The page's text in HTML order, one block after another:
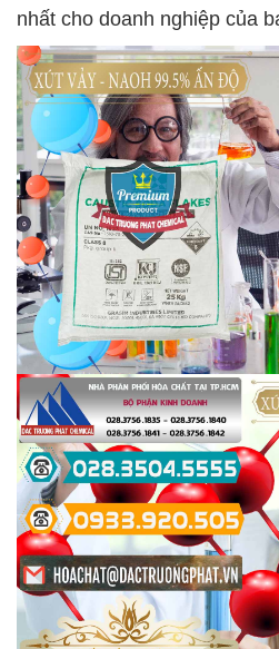
nhất cho doanh nghiệp của